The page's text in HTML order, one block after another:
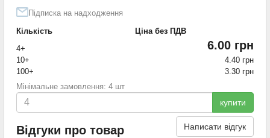
Підписка на надходження
Кількість
Ціна без ПДВ
4+
6.00 грн
10+
4.40 грн
100+
3.30 грн
Мінімальне замовлення: 4 шт
купити
Відгуки про товар Написати відгук